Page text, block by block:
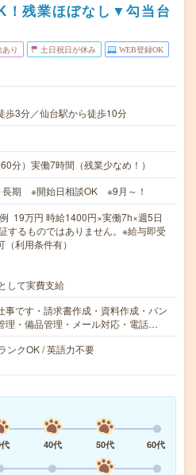
！残業ほぼなし▼勾当台
り 土日祝日が休み WEB登録OK
歩3分／仙台駅から徒歩10分
分）実働7時間（残業少なめ！）
長期 ※開始日相談OK ※9月～！
19万円 時給1400円×実働7h×週5日
するものではありません。※給与即受
利用条件有）
して実費支給
事です・請求書作成・資料作成・パン
理・備品管理・メール対応・電話…
ンクOK / 英語力不要
40代 50代
60代